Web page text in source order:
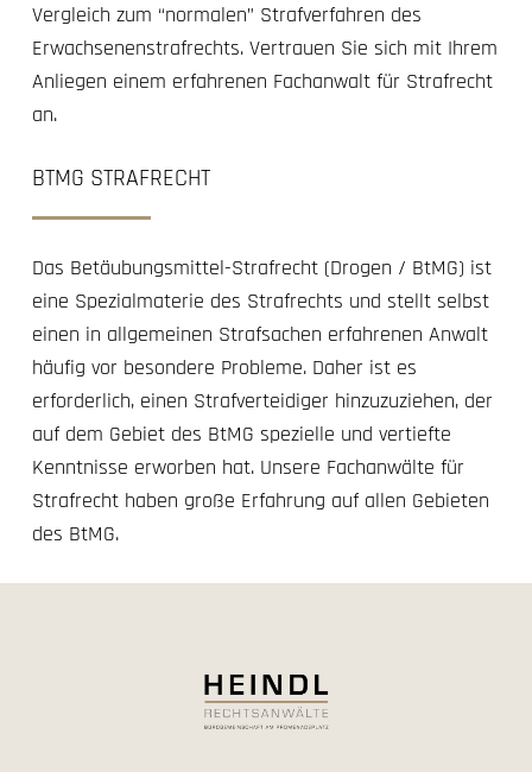
Vergleich zum “normalen” Strafverfahren des
Erwachsenenstrafrechts. Vertrauen Sie sich mit Ihrem
Anliegen einem erfahrenen Fachanwalt für Strafrecht
an.
BTMG STRAFRECHT
Das Betäubungsmittel-Strafrecht (Drogen / BtMG) ist
eine Spezialmaterie des Strafrechts und stellt selbst
einen in allgemeinen Strafsachen erfahrenen Anwalt
häufig vor besondere Probleme. Daher ist es
erforderlich, einen Strafverteidiger hinzuzuziehen, der
auf dem Gebiet des BtMG spezielle und vertiefte
Kenntnisse erworben hat. Unsere Fachanwälte für
Strafrecht haben große Erfahrung auf allen Gebieten
des BtMG.